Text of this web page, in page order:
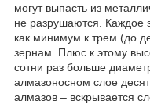
могут выпасть из
не разрушаются. Каждое
как минимум к трем (до
зернам. Плюс к этому
сотни раз больше
алмазоносном слое
алмазов – вскрывается